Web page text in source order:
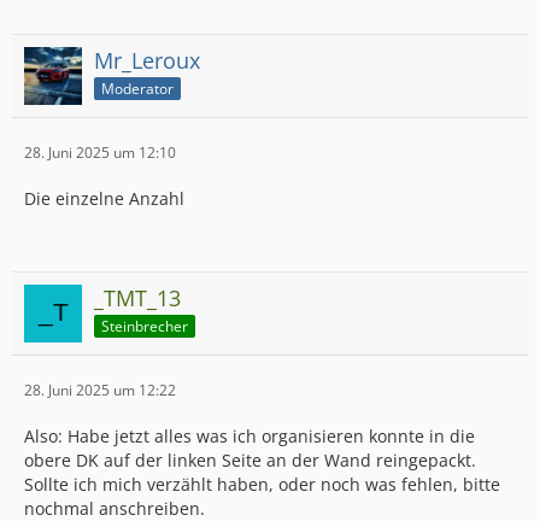
Mr_Leroux
Moderator
28. Juni 2025 um 12:10
Die einzelne Anzahl
_TMT_13
Steinbrecher
28. Juni 2025 um 12:22
Also: Habe jetzt alles was ich organisieren konnte in die
obere DK auf der linken Seite an der Wand reingepackt.
Sollte ich mich verzählt haben, oder noch was fehlen, bitte
nochmal anschreiben.